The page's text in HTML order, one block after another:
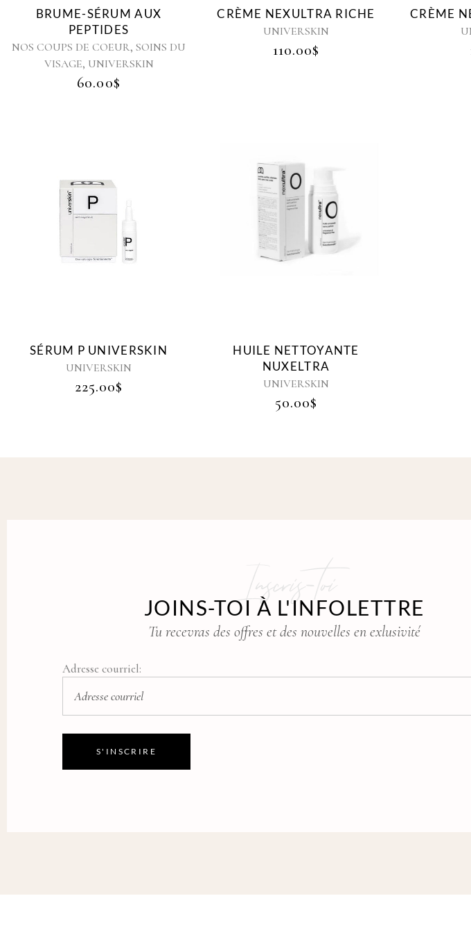
BRUME-SÉRUM AUX
PEPTIDES
NOS COUPS DE COEUR, SOINS DU
VISAGE, UNIVERSKIN
60.00$
CRÈME NEXULTRA RICHE
UNIVERSKIN
110.00$
CRÈME
SÉRUM P UNIVERSKIN
UNIVERSKIN
225.00$
HUILE NETTOYANTE
NUXELTRA
UNIVERSKIN
50.00$
Inscris-toi
JOINS-TOI À L'INFOLETTRE
Tu recevras des offres et des nouvelles en exlusivité
Adresse courriel: